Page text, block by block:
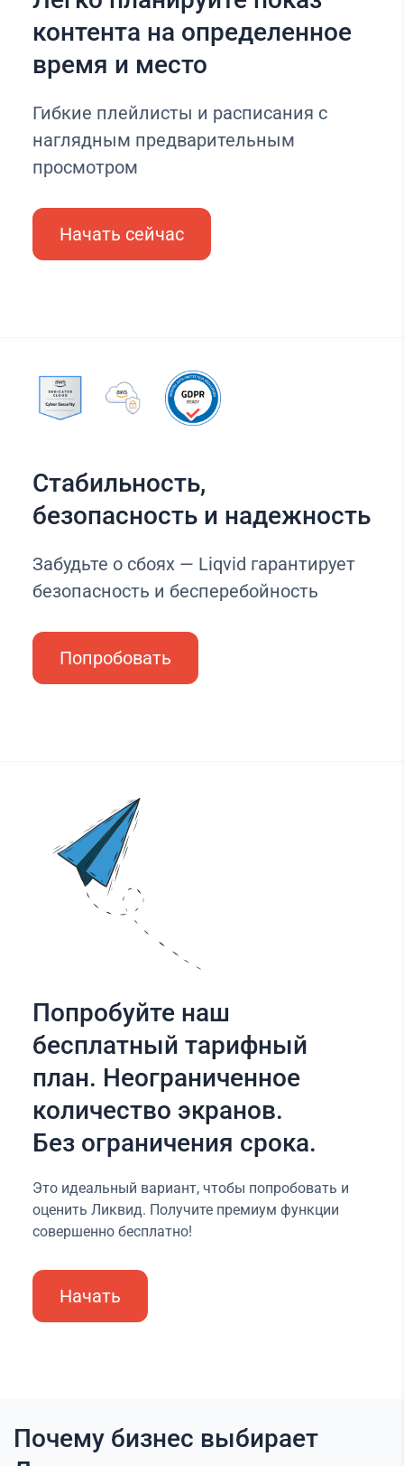
контента на определенное
время и место
Гибкие плейлисты и расписания с
наглядным предварительным
просмотром
Начать сейчас
Стабильность,
безопасность и надежность
Забудьте о сбоях — Liqvid гарантирует
безопасность и бесперебойность
Попробовать
Попробуйте наш
бесплатный тарифный
план. Неограниченное
количество экранов.
Без ограничения срока.
Это идеальный вариант, чтобы попробовать и
оценить Ликвид. Получите премиум функции
совершенно бесплатно!
Начать
Почему бизнес выбирает